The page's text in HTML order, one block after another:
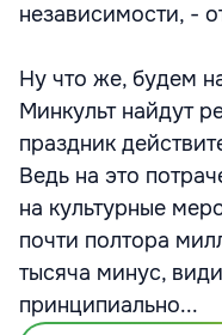
независимости, -
Ну что же, будем
Минкульт найдут
праздник
Ведь на это
на культурные
почти полтора
тысяча минус,
принципиально...